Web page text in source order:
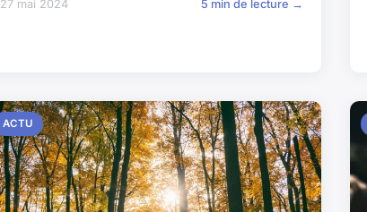
27 mai 2024 5 min de lecture →
ACTU